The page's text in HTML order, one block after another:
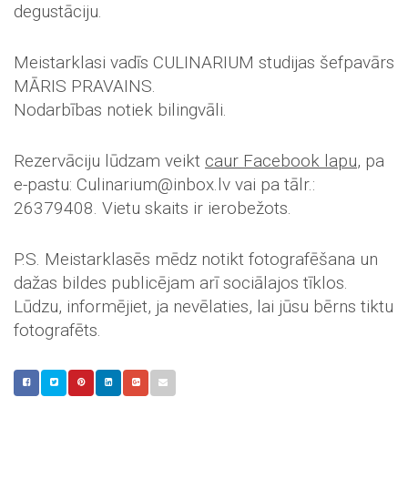
degustāciju.
Meistarklasi vadīs CULINARIUM studijas šefpavārs
MĀRIS PRAVAINS.
Nodarbības notiek bilingvāli.
Rezervāciju lūdzam veikt caur Facebook lapu, pa
e-pastu: Culinarium@inbox.lv vai pa tālr.:
26379408. Vietu skaits ir ierobežots.
P.S. Meistarklasēs mēdz notikt fotografēšana un
dažas bildes publicējam arī sociālajos tīklos.
Lūdzu, informējiet, ja nevēlaties, lai jūsu bērns tiktu
fotografēts.